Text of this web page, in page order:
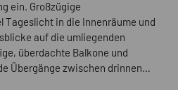
Tageslicht in die Innenräume und
auf die umliegenden
überdachte Balkone und
Übergänge zwischen drinnen
die frische Bergluft zu